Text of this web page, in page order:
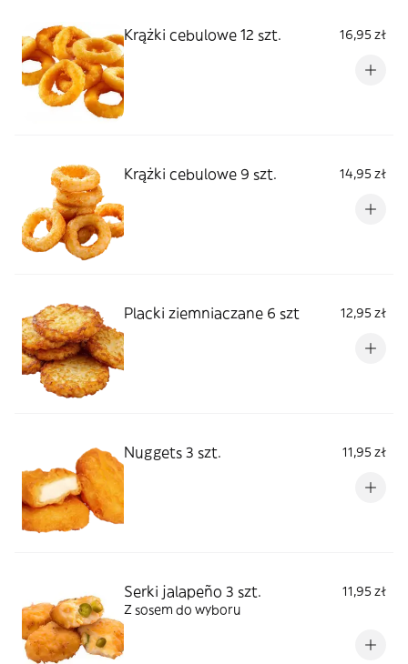
Krążki cebulowe 12 szt. 16,95 zł
Krążki cebulowe 9 szt. 14,95 zł
Placki ziemniaczane 6 szt 12,95 zł
Nuggets 3 szt. 11,95 zł
Serki jalapeño 3 szt.
11,95 zł
Z sosem do wyboru